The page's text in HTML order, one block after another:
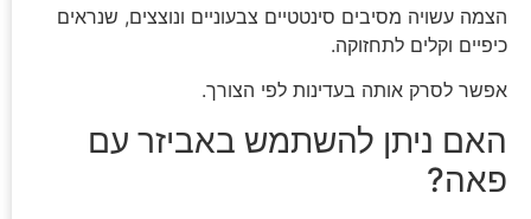
הצמה עשויה מסיבים סינטטיים צבעוניים ונוצצים, שנראים
כיפיים וקלים לתחזוקה.
אפשר לסרק אותה בעדינות לפי הצורך.
האם ניתן להשתמש באביזר עם
פאה?